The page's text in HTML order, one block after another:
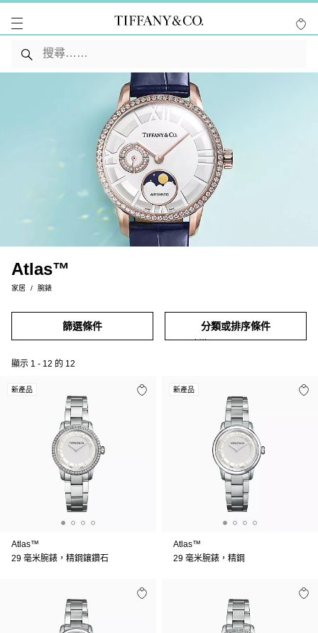
Atlas™
家居 腕錶
篩選條件 分類或排序條件
顯示 1 - 12 的 12
新產品
Atlas™
29 毫米腕錶，精鋼鑲鑽石
新產品
Atlas™
29 毫米腕錶，精鋼